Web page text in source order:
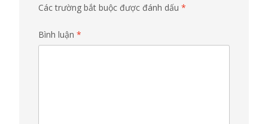
Các trường bắt buộc được đánh dấu *
Bình luận *